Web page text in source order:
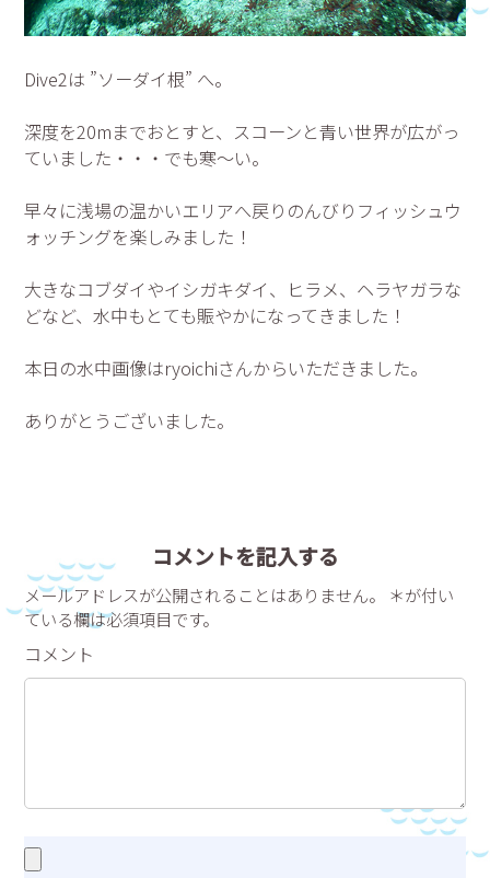
Dive2は ”ソーダイ根” へ。
深度を20mまでおとすと、スコーンと青い世界が広がっ
ていました・・・でも寒～い。
早々に浅場の温かいエリアへ戻りのんびりフィッシュウ
ォッチングを楽しみました！
大きなコブダイやイシガキダイ、ヒラメ、ヘラヤガラな
どなど、水中もとても賑やかになってきました！
本日の水中画像はryoichiさんからいただきました。
ありがとうございました。
コメントを記入する
メールアドレスが公開されることはありません。 ＊が付い
ている欄は必須項目です。
コメント